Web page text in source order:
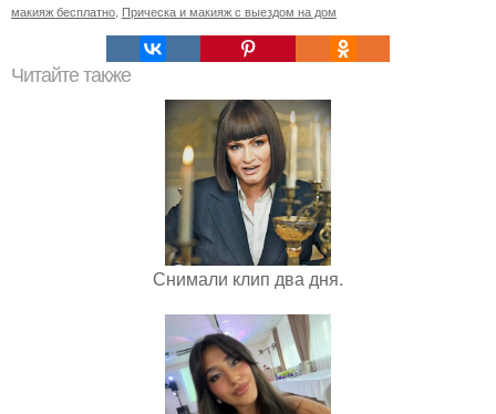
макияж бесплатно Прическа и макияж с выездом на дом
Читайте также
Снимали клип два дня.